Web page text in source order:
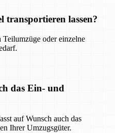
lassen?
oder einzelne
das Ein- und
auf Wunsch auch das
Ihrer Umzugsgüter.